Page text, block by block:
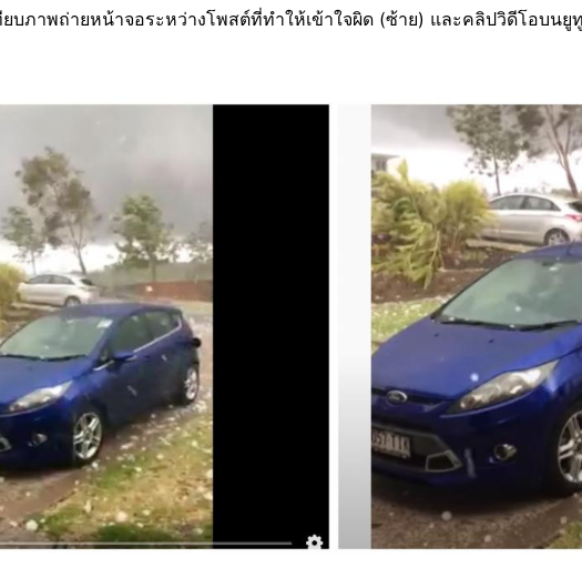
ยบภาพถ่ายหน้าจอระหว่างโพสต์ที่ทำให้เข้าใจผิด (ซ้าย) และคลิปวิดีโอบนยู